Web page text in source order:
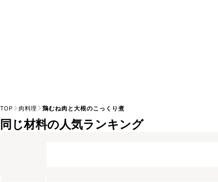
TOP 肉料理 鶏むね肉と大根のこっくり煮
同じ材料の人気ランキング